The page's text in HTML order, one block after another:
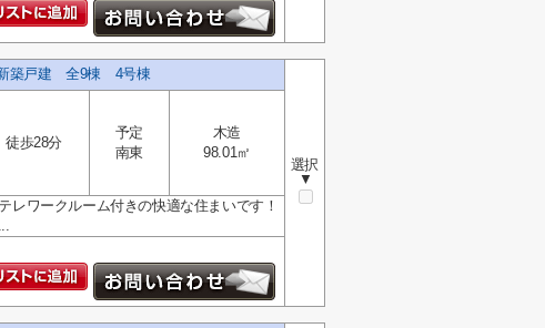
築戸建 全9棟 4号棟
選択
▼
徒歩28分
予定
南東
木造
98.01㎡
レワークルーム付きの快適な住まいです！